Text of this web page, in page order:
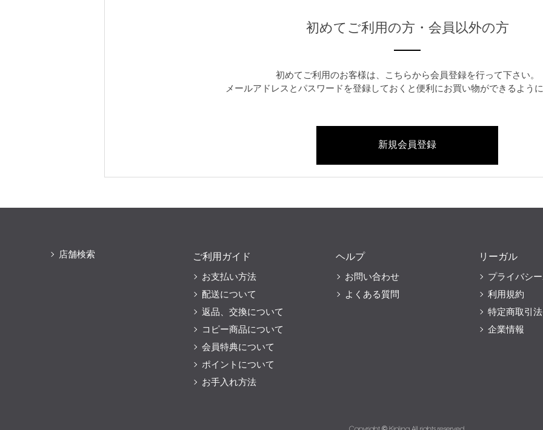
初めてご利用の方・会員以外の方
初めてご利用のお客様は、こちらから会員登録を行って下さい。
メールアドレスとパスワードを登録しておくと便利にお買い物ができるように
店舗検索
ご利用ガイド
お支払い方法
配送について
返品、交換について
コピー商品について
会員特典について
ポイントについて
お手入れ方法
ヘルプ
お問い合わせ
よくある質問
リーガル
プライバシ
利用規約
特定商取引
企業情報